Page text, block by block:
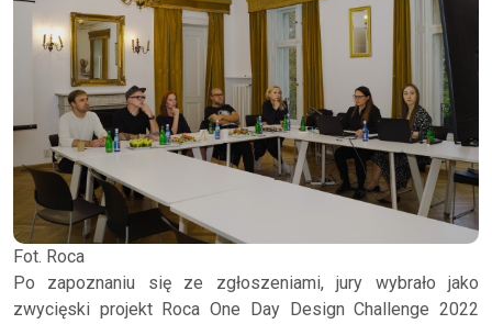
Fot. Roca
Po zapoznaniu się ze zgłoszeniami, jury wybrało jako
zwycięski projekt Roca One Day Design Challenge 2022